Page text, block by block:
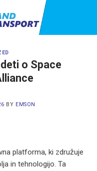
o Space
BY EMSON
platforma, ki združuje
in tehnologijo. Ta